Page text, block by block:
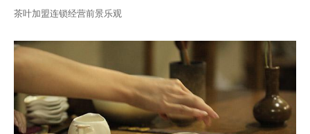
茶叶加盟连锁经营前景乐观